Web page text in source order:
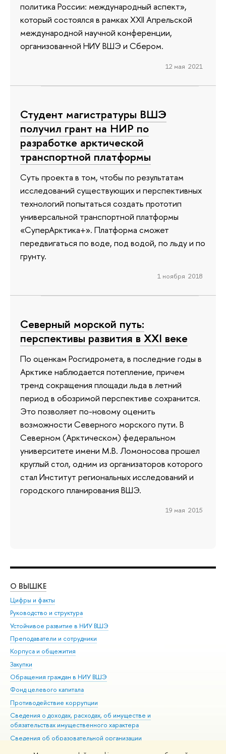
политика России: международный аспект»,
который состоялся в рамках XXII Апрельской
международной научной конференции,
организованной НИУ ВШЭ и Сбером.
12 мая 2021
Студент магистратуры ВШЭ
получил грант на НИР по
разработке арктической
транспортной платформы
Суть проекта в том, чтобы по результатам
исследований существующих и перспективных
технологий попытаться создать прототип
универсальной транспортной платформы
«СуперАрктика+». Платформа сможет
передвигаться по воде, под водой, по льду и по
грунту.
1 ноября 2018
Северный морской путь:
перспективы развития в XXI веке
По оценкам Росгидромета, в последние годы в
Арктике наблюдается потепление, причем
тренд сокращения площади льда в летний
период в обозримой перспективе сохранится.
Это позволяет по-новому оценить
возможности Северного морского пути. В
Северном (Арктическом) федеральном
университете имени М.В. Ломоносова прошел
круглый стол, одним из организаторов которого
стал Институт региональных исследований и
городского планирования ВШЭ.
19 мая 2015
О ВЫШКЕ
Цифры и факты
Руководство и структура
Устойчивое развитие в НИУ ВШЭ
Преподаватели и сотрудники
Корпуса и общежития
Закупки
Обращения граждан в НИУ ВШЭ
Фонд целевого капитала
Противодействие коррупции
Сведения о доходах, расходах, об имуществе и
обязательствах имущественного характера
Сведения об образовательной организации
Людям с ограниченными возможностями здоровья